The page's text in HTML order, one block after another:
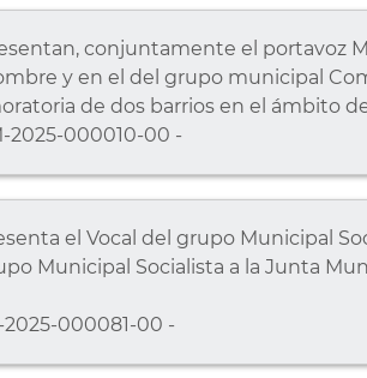
conjuntamente el portavoz
y en el del grupo municipal
de dos barrios en el ámbito
2025-000010-00 -
el Vocal del grupo Municipal
Municipal Socialista a la Junta
000081-00 -